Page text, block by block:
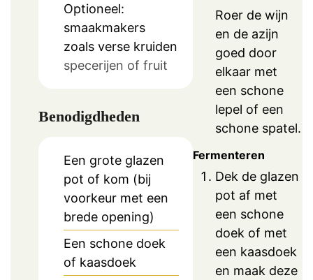
Optioneel:
smaakmakers
zoals verse kruiden
specerijen of fruit
Benodigdheden
Een grote glazen
pot of kom (bij
voorkeur met een
brede opening)
Een schone doek
of kaasdoek
Roer de wijn
en de azijn
goed door
elkaar met
een schone
lepel of een
schone spatel.
Fermenteren
Dek de glazen
pot af met
een schone
doek of met
een kaasdoek
en maak deze